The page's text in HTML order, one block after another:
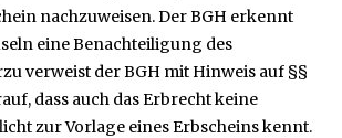
nachzuweisen. Der BGH erkennt
eine Benachteiligung des
verweist der BGH mit Hinweis auf §§
dass auch das Erbrecht keine
zur Vorlage eines Erbscheins kennt.